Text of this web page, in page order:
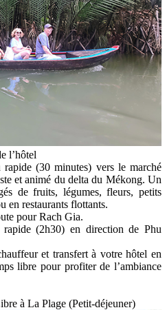
l’hôtel
(30 minutes) vers le marché
et animé du delta du Mékong. Un
de fruits, légumes, fleurs, petits
en restaurants flottants.
pour Rach Gia.
rapide (2h30) en direction de Phu
et transfert à votre hôtel en
libre pour profiter de l’ambiance
à La Plage (Petit-déjeuner)